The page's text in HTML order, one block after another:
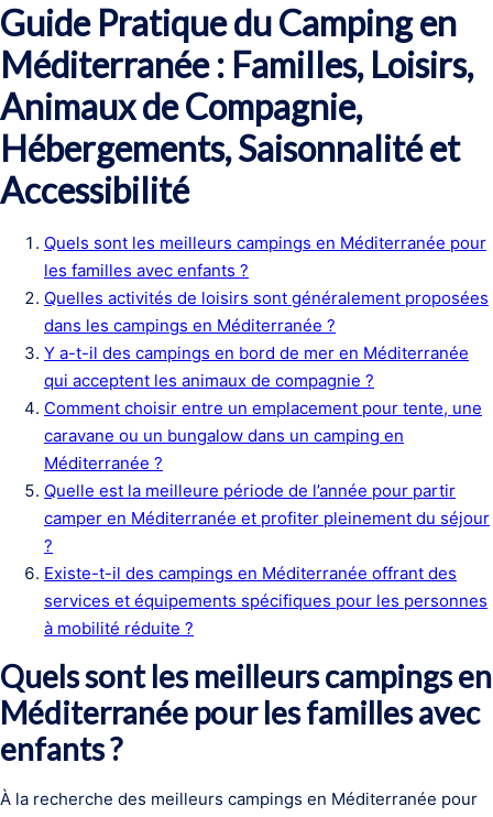
Guide Pratique du Camping en
Méditerranée : Familles, Loisirs,
Animaux de Compagnie,
Hébergements, Saisonnalité et
Accessibilité
Quels sont les meilleurs campings en Méditerranée pour
les familles avec enfants ?
Quelles activités de loisirs sont généralement proposées
dans les campings en Méditerranée ?
Y a-t-il des campings en bord de mer en Méditerranée
qui acceptent les animaux de compagnie ?
Comment choisir entre un emplacement pour tente, une
caravane ou un bungalow dans un camping en
Méditerranée ?
Quelle est la meilleure période de l’année pour partir
camper en Méditerranée et profiter pleinement du séjour
?
Existe-t-il des campings en Méditerranée offrant des
services et équipements spécifiques pour les personnes
à mobilité réduite ?
Quels sont les meilleurs campings en
Méditerranée pour les familles avec
enfants ?
À la recherche des meilleurs campings en Méditerranée pour